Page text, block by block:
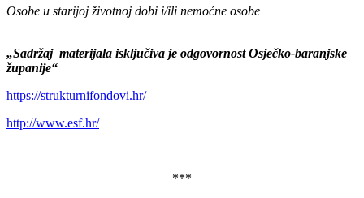
Osobe u starijoj životnoj dobi i/ili nemoćne osobe
„Sadržaj materijala isključiva je odgovornost Osječko-baranjske
županije“
https://strukturnifondovi.hr/
http://www.esf.hr/
***